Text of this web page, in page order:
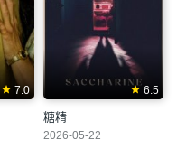
7.0 6.5
糖精
2026-05-22